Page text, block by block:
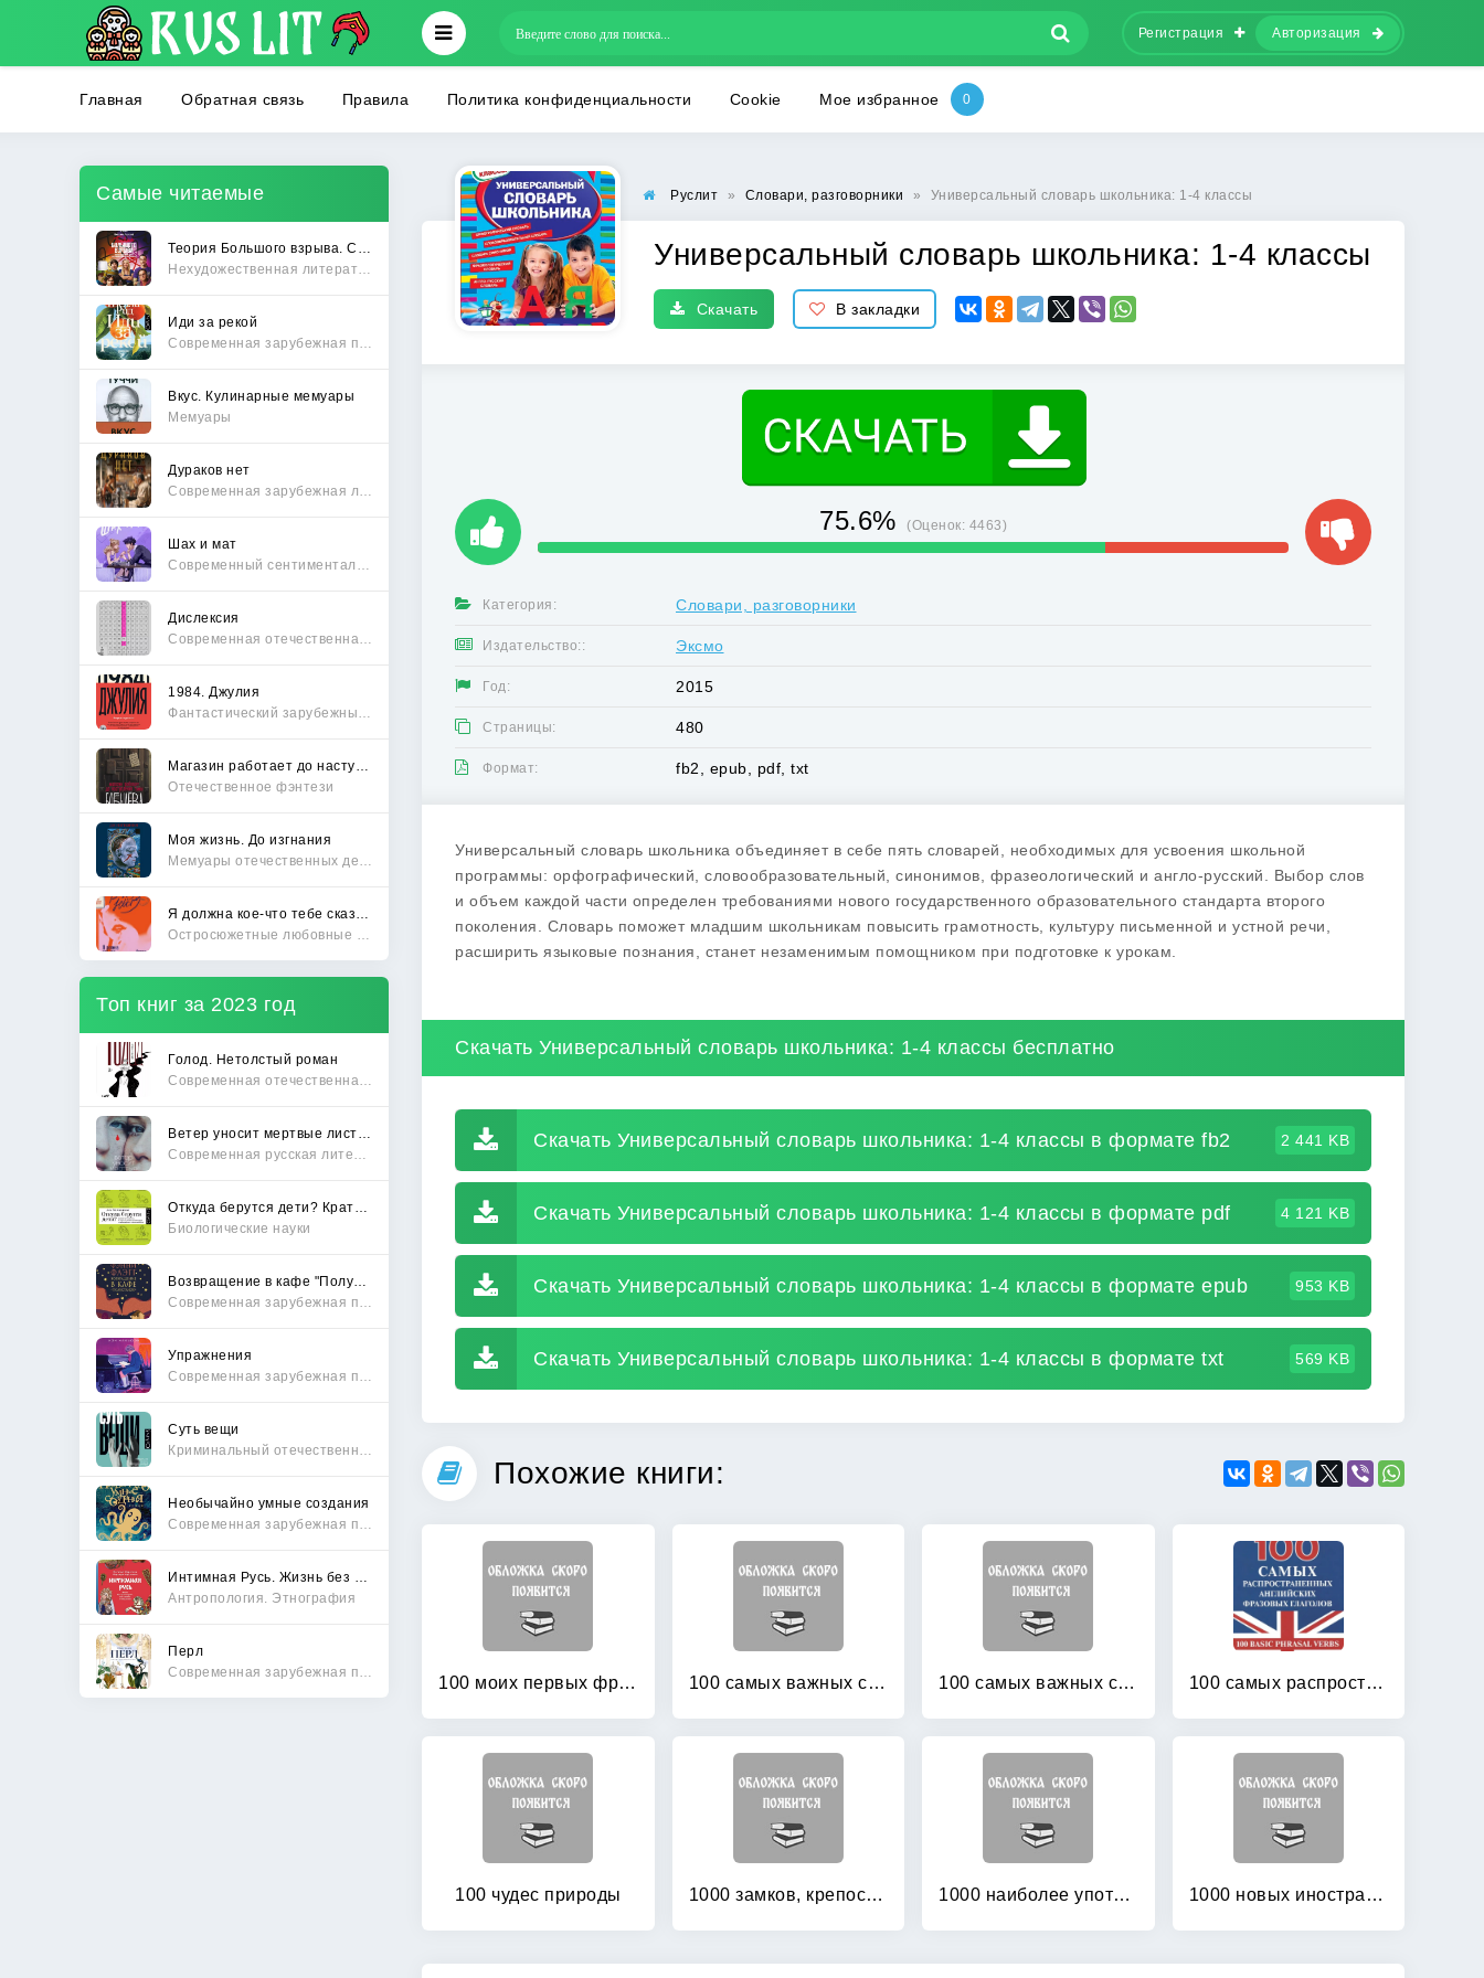
Регистрация Авторизация
Главная Обратная связь Правила Политика конфиденциальности Cookie Мое избранное
Самые читаемые
Иди за рекой
Вкус. Кулинарные мемуары
Мемуары
Дураков нет
Шах и мат
Дислексия
1984. Джулия
Отечественное фэнтези
Моя жизнь. До изгнания
Топ книг за 2023 год
Голод. Нетолстый роман
Биологические науки
Упражнения
Суть вещи
Необычайно умные создания
Антропология. Этнография
Перл
Руслит » Словари, разговорники » Универсальный словарь школьника: 1-4 классы
Универсальный словарь школьника: 1-4 классы
Скачать В закладки
75.6% (Оценок: 4463)
Категория: Словари, разговорники
Издательство:: Эксмо
Год: 2015
Страницы: 480
Формат: fb2, epub, pdf, txt
Универсальный словарь школьника объединяет в себе пять словарей, необходимых для усвоения школьной
программы: орфографический, словообразовательный, синонимов, фразеологический и англо-русский. Выбор слов
и объем каждой части определен требованиями нового государственного образовательного стандарта второго
поколения. Словарь поможет младшим школьникам повысить грамотность, культуру письменной и устной речи,
расширить языковые познания, станет незаменимым помощником при подготовке к урокам.
Скачать Универсальный словарь школьника: 1-4 классы бесплатно
Скачать Универсальный словарь школьника: 1-4 классы в формате fb2 2 441 KB
Скачать Универсальный словарь школьника: 1-4 классы в формате pdf 4 121 KB
Скачать Универсальный словарь школьника: 1-4 классы в формате epub 953 KB
Скачать Универсальный словарь школьника: 1-4 классы в формате txt 569 KB
Похожие книги:
100 моих первых французских слов 100 самых важных слов английского языка 100 самых важных слов немецкого языка 100 самых распространенных английских фразовых глаголов
100 чудес природы 1000 замков, крепостей и дворцов 1000 наиболее употребительных слов английского языка: Американский вариант 1000 новых иностранных слов